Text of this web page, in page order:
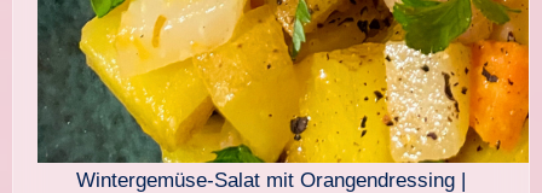
Wintergemüse-Salat mit Orangendressing |